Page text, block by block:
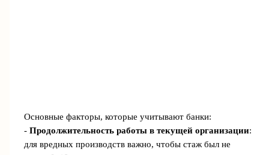
Основные факторы, которые учитывают банки:
- Продолжительность работы в текущей организации:
для вредных производств важно, чтобы стаж был не